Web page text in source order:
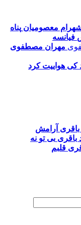
معصومیان پناه
فیانسه
مهران مصطفوی
کی هواییت کرد
باقری آرامش
باقری بی تو نه
قلبم